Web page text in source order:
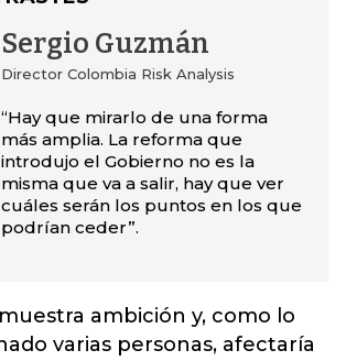
Sergio Guzmán
Director Colombia Risk Analysis
“Hay que mirarlo de una forma
más amplia. La reforma que
introdujo el Gobierno no es la
misma que va a salir, hay que ver
cuáles serán los puntos en los que
podrían ceder”.
ambición y, como lo
varias personas, afectaría